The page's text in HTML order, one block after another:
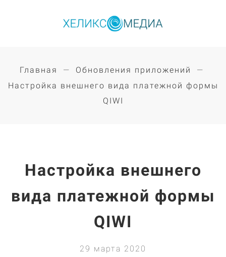
Главная
Обновления приложений
Настройка внешнего вида платежной формы
QIWI
Настройка внешнего
вида платежной формы
QIWI
29 марта 2020